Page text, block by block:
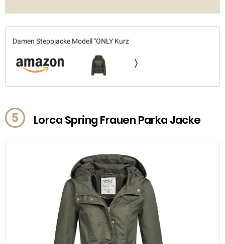
Damen Steppjacke Modell "ONLY Kurz
5 Lorca Spring Frauen Parka Jacke